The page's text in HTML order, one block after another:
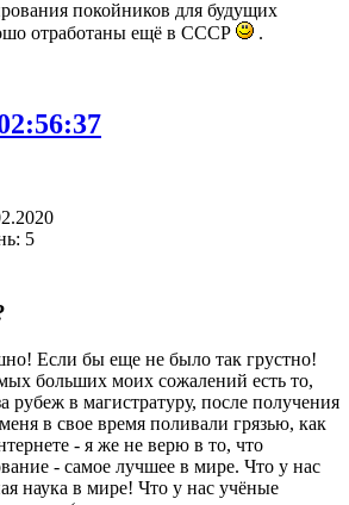
покойников для будущих
отработаны ещё в СССР
.
5
Если бы еще не было так грустно!
больших моих сожалений есть то,
рубеж в магистратуру, после получения
в свое время поливали грязью, как
- я же не верю в то, что
- самое лучшее в мире. Что у нас
наука в мире! Что у нас учёные